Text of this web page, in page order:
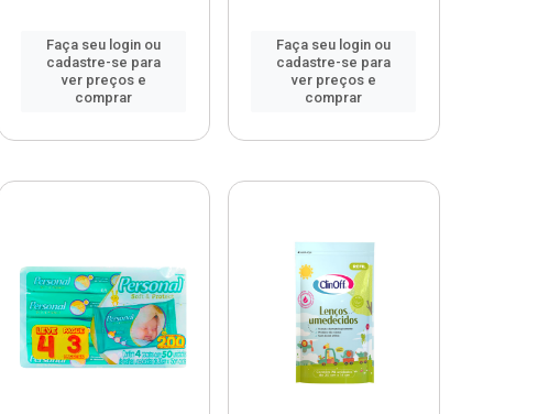
Faça seu login ou
cadastre-se para
ver preços e
comprar
Faça seu login ou
cadastre-se para
ver preços e
comprar